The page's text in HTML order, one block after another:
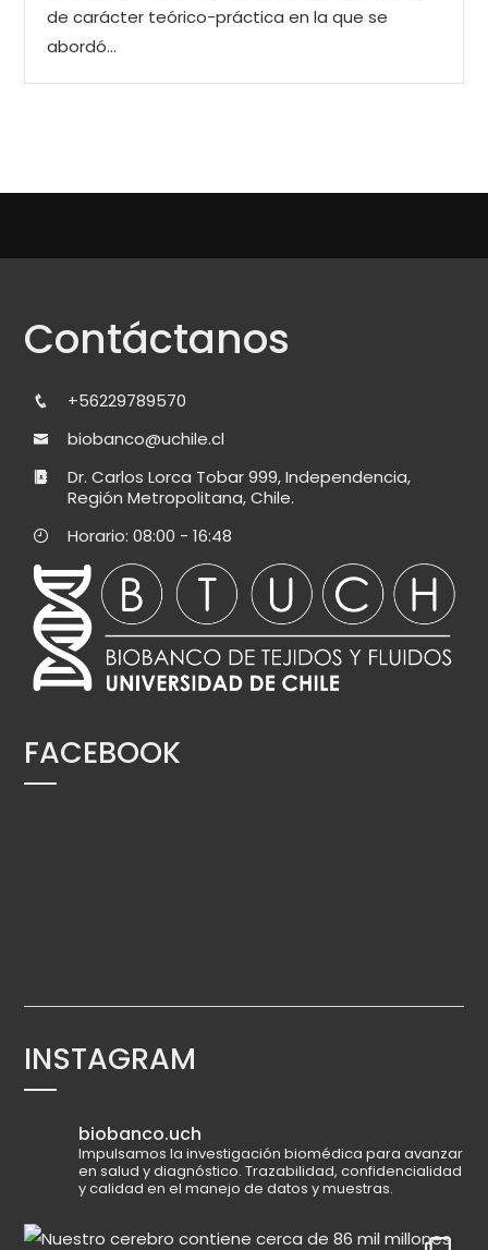
de carácter teórico-práctica en la que se
abordó…
Contáctanos
+56229789570
biobanco@uchile.cl
Dr. Carlos Lorca Tobar 999, Independencia,
Región Metropolitana, Chile.
Horario: 08:00 - 16:48
FACEBOOK
INSTAGRAM
biobanco.uch
Impulsamos la investigación biomédica para avanzar
en salud y diagnóstico. Trazabilidad, confidencialidad
y calidad en el manejo de datos y muestras.